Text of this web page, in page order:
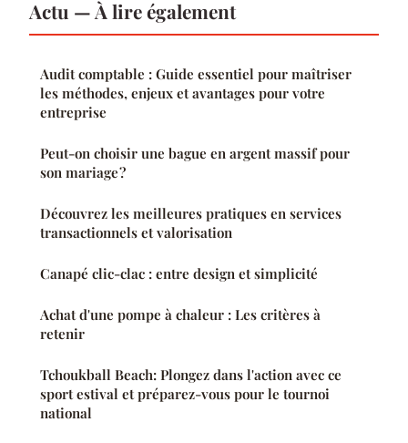
Actu — À lire également
Audit comptable : Guide essentiel pour maîtriser
les méthodes, enjeux et avantages pour votre
entreprise
Peut-on choisir une bague en argent massif pour
son mariage ?
Découvrez les meilleures pratiques en services
transactionnels et valorisation
Canapé clic-clac : entre design et simplicité
Achat d'une pompe à chaleur : Les critères à
retenir
Tchoukball Beach: Plongez dans l'action avec ce
sport estival et préparez-vous pour le tournoi
national